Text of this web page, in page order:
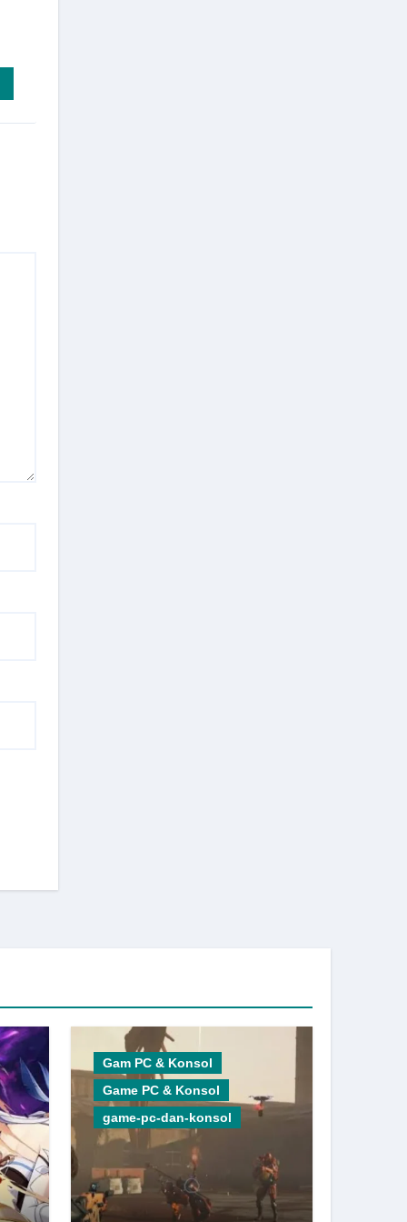
Gam PC & Konsol
Game PC & Konsol
game-pc-dan-konsol